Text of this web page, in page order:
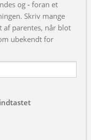
og - foran et
Skriv mange
af parentes, når blot
ubekendt for